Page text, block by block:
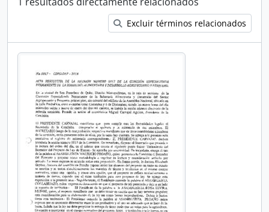
Excluir términos relacionados